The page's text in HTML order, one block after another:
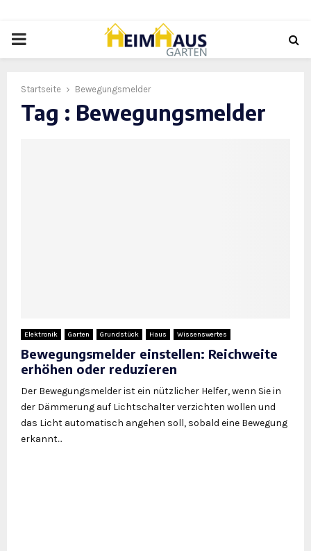
PRIMARY
Startseite Bewegungsmelder
Tag : Bewegungsmelder
Elektronik Garten Grundstück Haus Wissenswertes
Bewegungsmelder einstellen: Reichweite
erhöhen oder reduzieren
Der Bewegungsmelder ist ein nützlicher Helfer, wenn Sie in
der Dämmerung auf Lichtschalter verzichten wollen und
das Licht automatisch angehen soll, sobald eine Bewegung
erkannt...